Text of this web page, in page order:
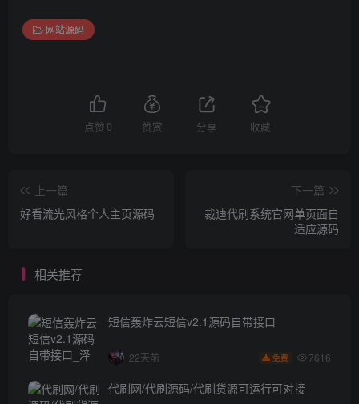
网站源码
点赞 0 赞赏 分享 收藏
上一篇
好看流光风格个人主页源码
下一篇
裁迪代刷系统官网单页面自
适应源码
相关推荐
短信轰炸云短信v2.1源码自带接口
22天前 免费 7616
代刷网/代刷源码/代刷货源可运行可对接